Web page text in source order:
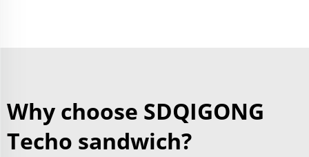
Why choose SDQIGONG
Techo sandwich?